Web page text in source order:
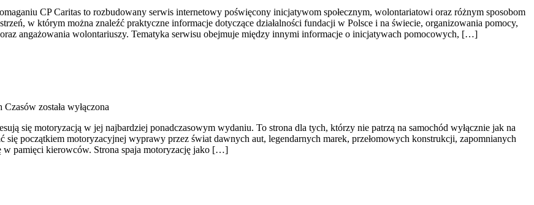
CP Caritas to rozbudowany serwis internetowy poświęcony inicjatywom społecznym, wolontariatowi oraz różnym sposobom
w którym można znaleźć praktyczne informacje dotyczące działalności fundacji w Polsce i na świecie, organizowania pomocy,
angażowania wolontariuszy. Tematyka serwisu obejmuje między innymi informacje o inicjatywach pomocowych, […]
Czasów została wyłączona
się motoryzacją w jej najbardziej ponadczasowym wydaniu. To strona dla tych, którzy nie patrzą na samochód wyłącznie jak na
początkiem motoryzacyjnej wyprawy przez świat dawnych aut, legendarnych marek, przełomowych konstrukcji, zapomnianych
w pamięci kierowców. Strona spaja motoryzację jako […]